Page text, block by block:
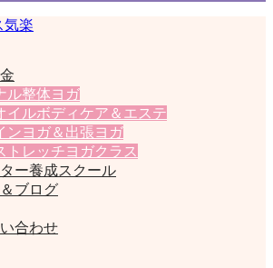
気楽
ライフ協会
ル整体ヨガ
イルボディケア＆エステ
ンヨガ＆出張ヨガ
トレッチヨガクラス
ー養成スクール
ブログ
合わせ